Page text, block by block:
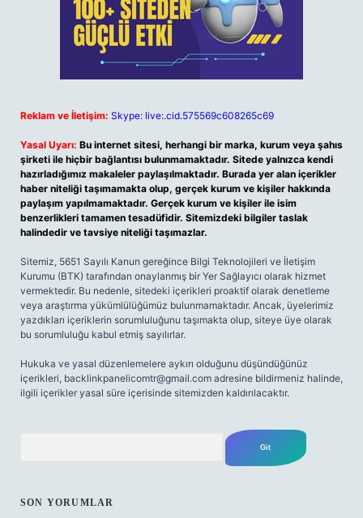
Reklam ve İletişim: Skype: live:.cid.575569c608265c69
Yasal Uyarı: Bu internet sitesi, herhangi bir marka, kurum veya şahıs
şirketi ile hiçbir bağlantısı bulunmamaktadır. Sitede yalnızca kendi
hazırladığımız makaleler paylaşılmaktadır. Burada yer alan içerikler
haber niteliği taşımamakta olup, gerçek kurum ve kişiler hakkında
paylaşım yapılmamaktadır. Gerçek kurum ve kişiler ile isim
benzerlikleri tamamen tesadüfidir. Sitemizdeki bilgiler taslak
halindedir ve tavsiye niteliği taşımazlar.
Sitemiz, 5651 Sayılı Kanun gereğince Bilgi Teknolojileri ve İletişim
Kurumu (BTK) tarafından onaylanmış bir Yer Sağlayıcı olarak hizmet
vermektedir. Bu nedenle, sitedeki içerikleri proaktif olarak denetleme
veya araştırma yükümlülüğümüz bulunmamaktadır. Ancak, üyelerimiz
yazdıkları içeriklerin sorumluluğunu taşımakta olup, siteye üye olarak
bu sorumluluğu kabul etmiş sayılırlar.
Hukuka ve yasal düzenlemelere aykırı olduğunu düşündüğünüz
içerikleri, backlinkpanelicomtr@gmail.com adresine bildirmeniz halinde,
ilgili içerikler yasal süre içerisinde sitemizden kaldırılacaktır.
SON YORUMLAR